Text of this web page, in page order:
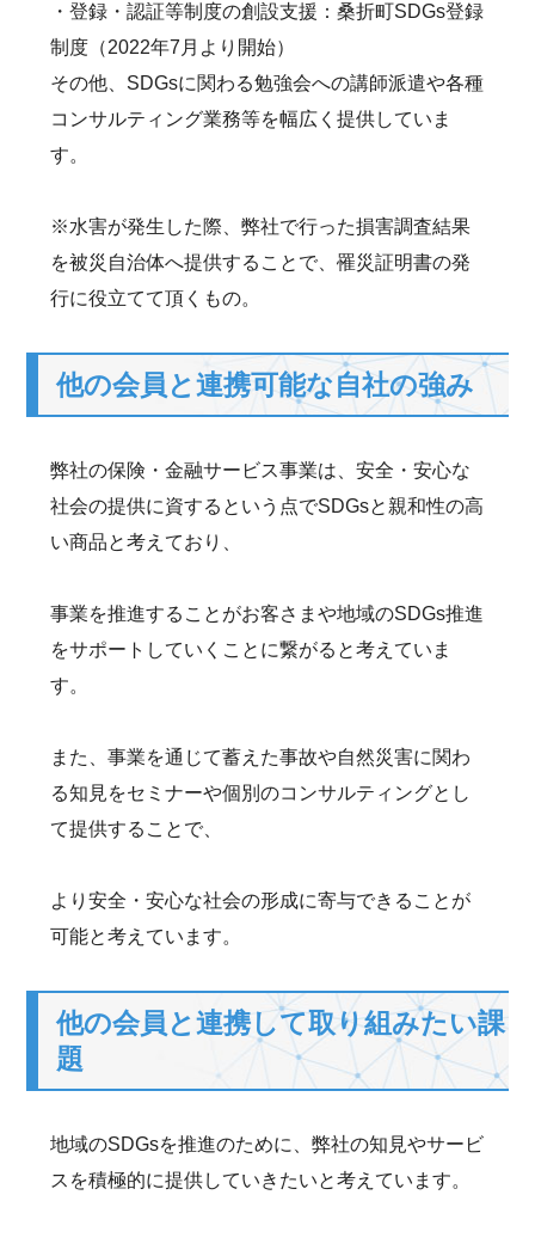
・登録・認証等制度の創設支援：桑折町SDGs登録
制度（2022年7月より開始）
その他、SDGsに関わる勉強会への講師派遣や各種
コンサルティング業務等を幅広く提供していま
す。
※水害が発生した際、弊社で行った損害調査結果
を被災自治体へ提供することで、罹災証明書の発
行に役立てて頂くもの。
他の会員と連携可能な自社の強み
弊社の保険・金融サービス事業は、安全・安心な
社会の提供に資するという点でSDGsと親和性の高
い商品と考えており、
事業を推進することがお客さまや地域のSDGs推進
をサポートしていくことに繋がると考えていま
す。
また、事業を通じて蓄えた事故や自然災害に関わ
る知見をセミナーや個別のコンサルティングとし
て提供することで、
より安全・安心な社会の形成に寄与できることが
可能と考えています。
他の会員と連携して取り組みたい課
題
地域のSDGsを推進のために、弊社の知見やサービ
スを積極的に提供していきたいと考えています。